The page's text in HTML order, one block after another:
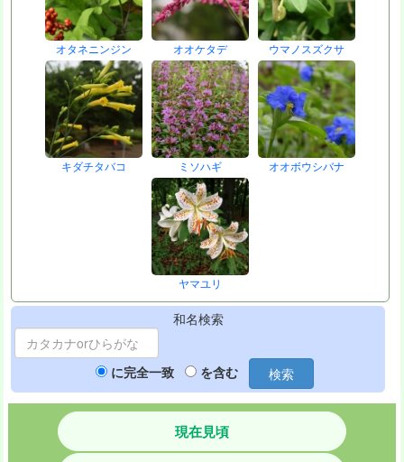
オタネニンジン オオケタデ ウマノスズクサ
キダチタバコ ミソハギ オオボウシバナ
ヤマユリ
和名検索
に完全一致 を含む 検索
現在見頃